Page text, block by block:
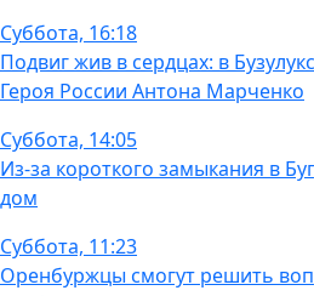
Суббота, 16:18
Подвиг жив в сердцах: в
Героя России Антона Марченко
Суббота, 14:05
Из-за короткого замыкания в
дом
Суббота, 11:23
Оренбуржцы смогут решить